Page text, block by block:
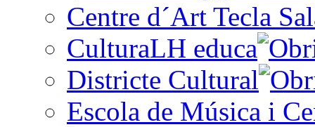
Centre d´Art Tecla
CulturaLH educa
Districte Cultural
Escola de Música i